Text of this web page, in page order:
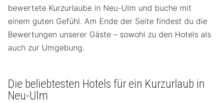
bewertete Kurzurlaube in Neu-Ulm und buche mit
einem guten Gefühl. Am Ende der Seite findest du die
Bewertungen unserer Gäste – sowohl zu den Hotels als
auch zur Umgebung.
Die beliebtesten Hotels für ein Kurzurlaub in
Neu-Ulm